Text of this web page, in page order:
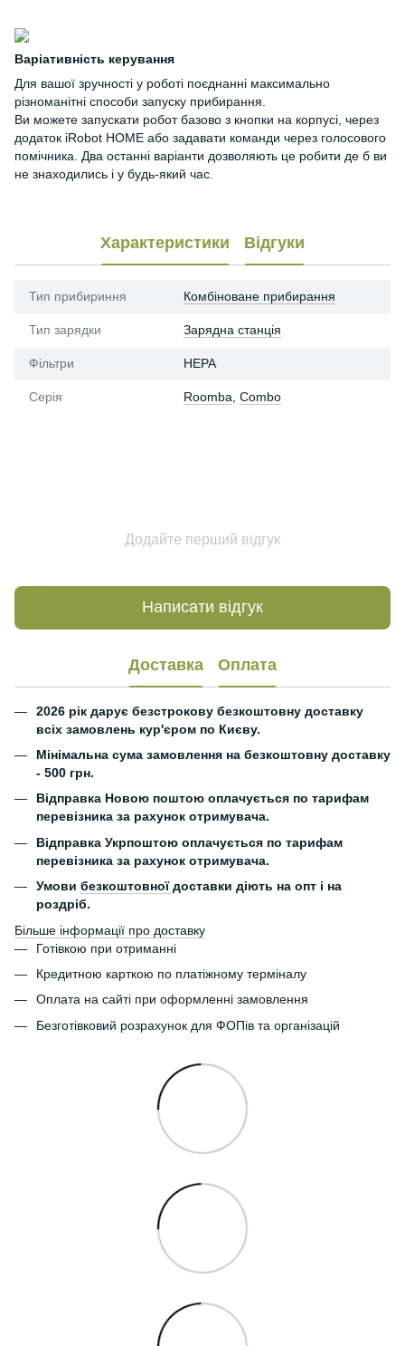
Варіативність керування
Для вашої зручності у роботі поєднанні максимально
різноманітні способи запуску прибирання.
Ви можете запускати робот базово з кнопки на корпусі, через
додаток iRobot HOME або задавати команди через голосового
помічника. Два останні варіанти дозволяють це робити де б ви
не знаходились і у будь-який час.
Характеристики Відгуки
Тип прибириння Комбіноване прибирання
Тип зарядки Зарядна станція
Фільтри HEPA
Серія Roomba Combo
Додайте перший відгук
Написати відгук
Доставка Оплата
2026 рік дарує безстрокову безкоштовну доставку
всіх замовлень кур'єром по Києву.
Мінімальна сума замовлення на безкоштовну доставку
- 500 грн.
Відправка Новою поштою оплачується по тарифам
перевізника за рахунок отримувача.
Відправка Укрпоштою оплачується по тарифам
перевізника за рахунок отримувача.
Умови безкоштовноїдоставки діють на опт і на
роздріб.
Більше інформації про доставку
Готівкою при отриманні
Кредитною карткою по платіжному терміналу
Оплата на сайті при оформленні замовлення
Безготівковий розрахунок для ФОПів та організацій